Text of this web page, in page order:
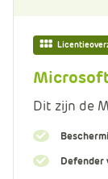
Dit zijn de
Defender